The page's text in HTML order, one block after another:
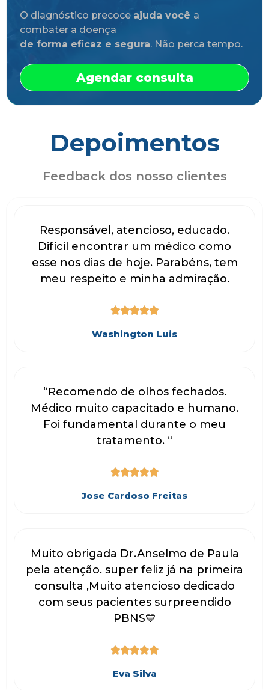
O diagnóstico precoce ajuda você a
combater a doença
de forma eficaz e segura. Não perca tempo.
Agendar consulta
Depoimentos
Feedback dos nosso clientes
Responsável, atencioso, educado.
Difícil encontrar um médico como
esse nos dias de hoje. Parabéns, tem
meu respeito e minha admiração.

Washington Luis
“Recomendo de olhos fechados.
Médico muito capacitado e humano.
Foi fundamental durante o meu
tratamento. “

Jose Cardoso Freitas
Muito obrigada Dr.Anselmo de Paula
pela atenção. super feliz já na primeira
consulta ,Muito atencioso dedicado
com seus pacientes surpreendido
PBNS💙

Eva Silva